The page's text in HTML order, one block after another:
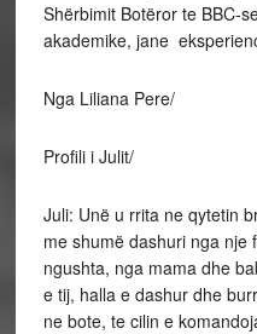
Shërbimit Botëror te BBC-
akademike, jane
Nga Liliana Pere/
Profili i Julit/
Juli: Unë u rrita ne qytetin
me shumë dashuri nga nje
ngushta, nga mama dhe
e tij, halla e dashur dhe
ne bote, te cilin e